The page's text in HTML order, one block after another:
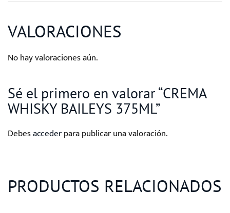
VALORACIONES
No hay valoraciones aún.
Sé el primero en valorar “CREMA
WHISKY BAILEYS 375ML”
Debesaccederpara publicar una valoración.
PRODUCTOS RELACIONADOS